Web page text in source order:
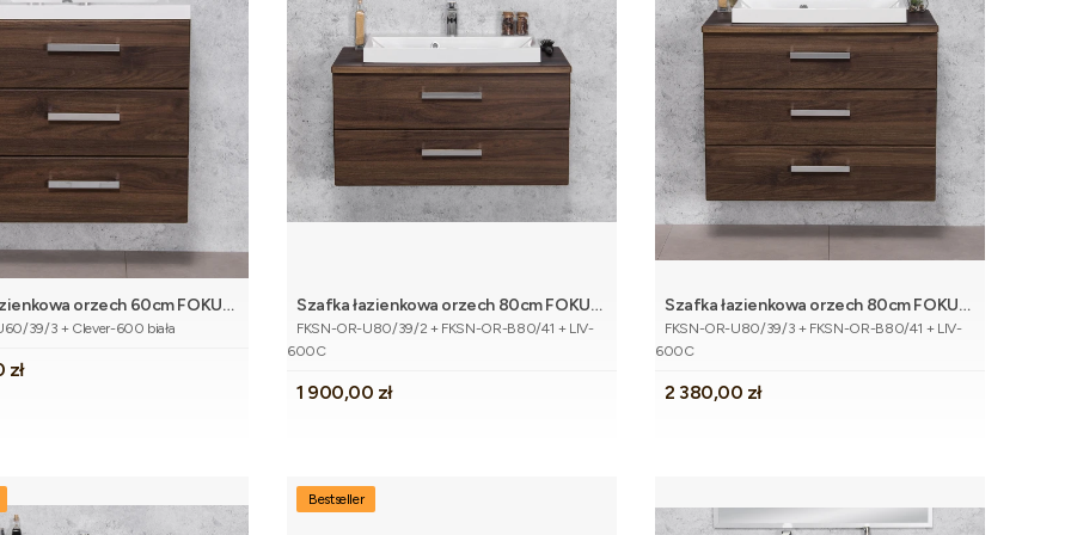
Dodaj do koszyka
orzech 60cm FOKUS
39/3 + Clever-600 biała
zł
Dodaj do koszyka
Szafka łazienkowa orzech 80cm FOKUS
NEW z blatem i umywalką
Kod produktu
FKSN-OR-U80/39/2 + FKSN-OR-B80/41 + LIV-
600C
Cena
1 900,00 zł
Dodaj do koszyka
Szafka łazienkowa orzech 80cm FOKUS
NEW z blatem i umywalką
Kod produktu
FKSN-OR-U80/39/3 + FKSN-OR-B80/41 + LIV-
600C
Cena
2 380,00 zł
Bestseller